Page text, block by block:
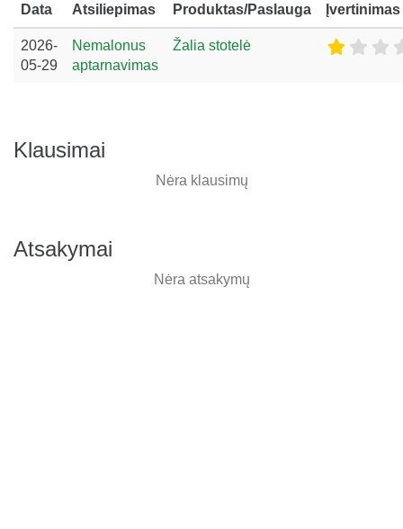
Data Atsiliepimas Produktas/Paslauga Įvertinimas
2026-
05-29
Nemalonus
aptarnavimas
Žalia stotelė
Klausimai
Nėra klausimų
Atsakymai
Nėra atsakymų